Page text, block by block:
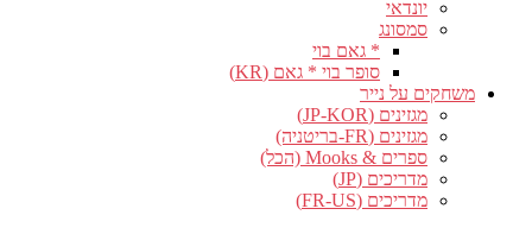
יונדאי
סמסונג
* גאם בוי
סופר בוי * גאם (KR)
משחקים על נייר
מגזינים (JP-KOR)
מגזינים (FR-בריטניה)
ספרים & Mooks (הכל)
מדריכים (JP)
מדריכים (FR-US)